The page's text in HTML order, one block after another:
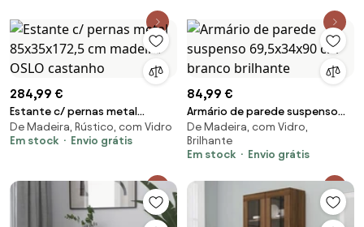
284,99 €
Estante c/ pernas metal
85x35x172,5 cm madeira OSLO
castanho
De Madeira, Rústico, com Vidro
Em stock
Envio grátis
84,99 €
Armário de parede suspenso
69,5x34x90 cm branco
brilhante
De Madeira, com Vidro,
Brilhante
Em stock
Envio grátis